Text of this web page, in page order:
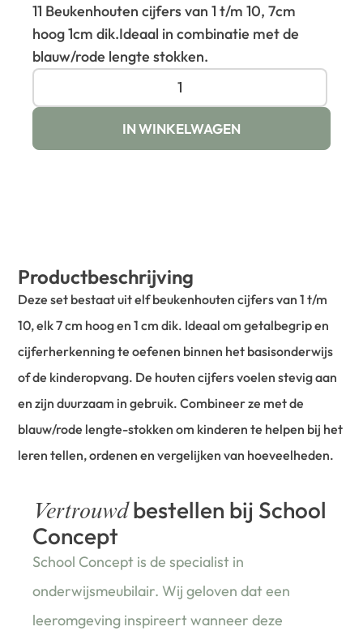
11 Beukenhouten cijfers van 1 t/m 10, 7cm
hoog 1cm dik.Ideaal in combinatie met de
blauw/rode lengte stokken.
IN WINKELWAGEN
Productbeschrijving
Deze set bestaat uit elf beukenhouten cijfers van 1 t/m
10, elk 7 cm hoog en 1 cm dik. Ideaal om getalbegrip en
cijferherkenning te oefenen binnen het basisonderwijs
of de kinderopvang. De houten cijfers voelen stevig aan
en zijn duurzaam in gebruik. Combineer ze met de
blauw/rode lengte-stokken om kinderen te helpen bij het
leren tellen, ordenen en vergelijken van hoeveelheden.
Vertrouwdbestellen bij School
Concept
School Concept is de specialist in
onderwijsmeubilair. Wij geloven dat een
leeromgeving inspireert wanneer deze